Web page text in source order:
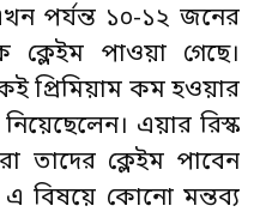
পর্যন্ত ১০-১২ জনের
পাওয়া গেছে।
প্রিমিয়াম কম হওয়ার
এয়ার রিস্ক
তাদের ক্লেইম পাবেন
এ বিষয়ে কোনো মন্তব্য